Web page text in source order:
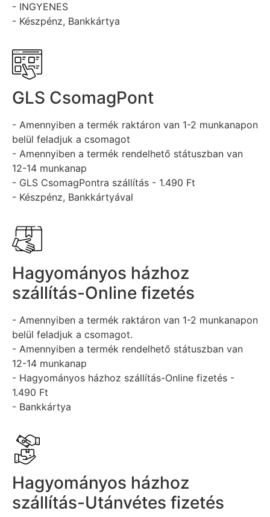
- INGYENES
- Készpénz, Bankkártya
GLS CsomagPont
- Amennyiben a termék raktáron van 1-2 munkanapon
belül feladjuk a csomagot
- Amennyiben a termék rendelhető státuszban van
12-14 munkanap
- GLS CsomagPontra szállítás - 1.490 Ft
- Készpénz, Bankkártyával
Hagyományos házhoz
szállítás-Online fizetés
- Amennyiben a termék raktáron van 1-2 munkanapon
belül feladjuk a csomagot.
- Amennyiben a termék rendelhető státuszban van
12-14 munkanap
- Hagyományos házhoz szállítás-Online fizetés -
1.490 Ft
- Bankkártya
Hagyományos házhoz
szállítás-Utánvétes fizetés